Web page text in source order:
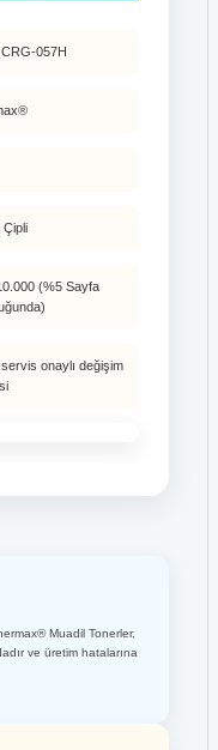
057H
Çipli
(%5 Sayfa
onaylı değişim
Muadil Tonerler,
ve üretim hatalarına